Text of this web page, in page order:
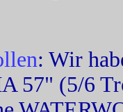
: Wir
57" (5/6